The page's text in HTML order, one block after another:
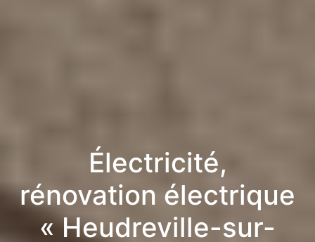
Électricité,
rénovation électrique
« Heudreville-sur-